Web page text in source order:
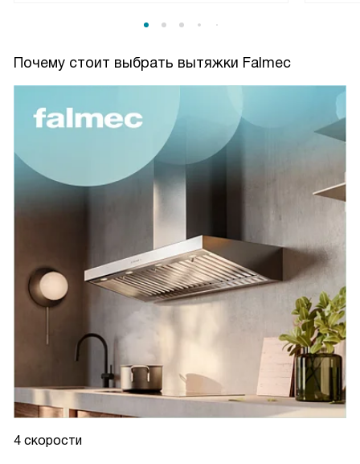
Почему стоит выбрать вытяжки Falmec
4 скорости